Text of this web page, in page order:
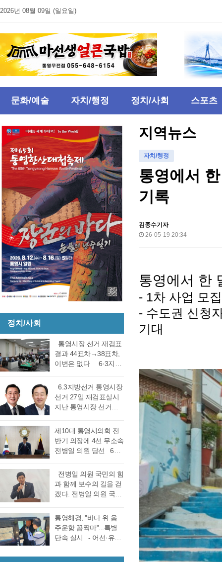
2026년 08월 09일 (일요일)
문화/예술 자치/행정 정치/사회 스포츠
정치/사회
통영시장 선거 재검표
결과 44표차→38표차,
이변은 없다 6·3지방
검표 결과 강석주 시장
이 38표차로 6표가 변
동되었으나 천영기 당
는 창원시 성산구에 있
는 도선관위 청사 6층
대회의실에서 실시한
차에서 38표차로 더불
어민주당 강석주 시장
이 국민의힘 천영기 전
보는 기존과 동일, 천영
기 후보는 기존보다 6표
증가했다. 이로써 두 후
6.3지방선거 통영시장
선거 27일 재검표실시
지난 통영시장 선거에
서 0.06%(44표) 차이로
당락이 갈렸던 6.3지방
선거 통영시장선거 결
과에 대한 천영기 후보
드려져 경남선관위가
재검표를 결정했다. 경
남 선거관리위원회가
난 6·3 지방선거에서 44
표 차이로 당락이 갈린
통영시장 선거에 대한
남 선관위에서 하기로
제10대 통영시의회 전
반기 의장에 4선 무소속
전병일 의원 당선 6일
거를 위한 제244회 임
시회를에서 4선 전병일
의원이 전반기 의장에
결을 펼친 무소속 전병
일 의원이 각각 등록해
정견 발표 이후 곧바로
전병일 의원 국민의 힘
과 함께 보수의 길을 걷
겠다. 전병일 의원 국민
통영시 가선거구 전병
일 의원이 1일 오전 통
영시청 브리핑 룸에서
기자회견을 열고 통영
통영해경, "바다 위 음
주운항 꼼짝마"...특별
단속 실시 - 어선·유도
대상, 음주운항 근절 총
지역뉴스
자치/행정
통영에서
기록
김종수기자
26-05-19 20:34
통영에서 한
- 1차 사업 모
- 수도권 신청
기대